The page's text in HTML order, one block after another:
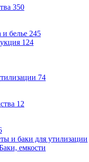
350
и белье 245
124
74
12
и баки для утилизации
емкости